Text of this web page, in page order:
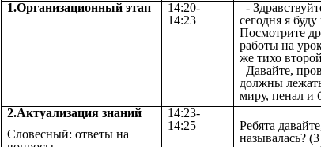
1.Организационный этап
14:20-
14:23
-
сегодня я
Посмотрите
работы на
же тихо
Давайте,
должны
миру, пенал и
2.Актуализация знаний
Словесный: ответы на
14:23-
14:25
Ребята
называлась?